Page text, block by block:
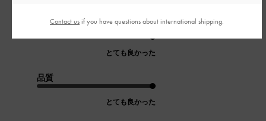
デザイン
とても良かった
品質
とても良かった
Contact usif you have questions about international shipping.